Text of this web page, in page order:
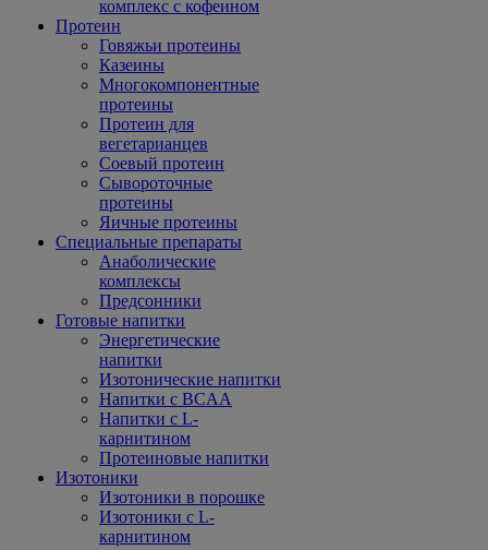
комплекс с кофеином
Протеин
Говяжьи протеины
Казеины
Многокомпонентные
протеины
Протеин для
вегетарианцев
Соевый протеин
Сывороточные
протеины
Яичные протеины
Специальные препараты
Анаболические
комплексы
Предсонники
Готовые напитки
Энергетические
напитки
Изотонические напитки
Напитки с BCAA
Напитки с L-
карнитином
Протеиновые напитки
Изотоники
Изотоники в порошке
Изотоники с L-
карнитином